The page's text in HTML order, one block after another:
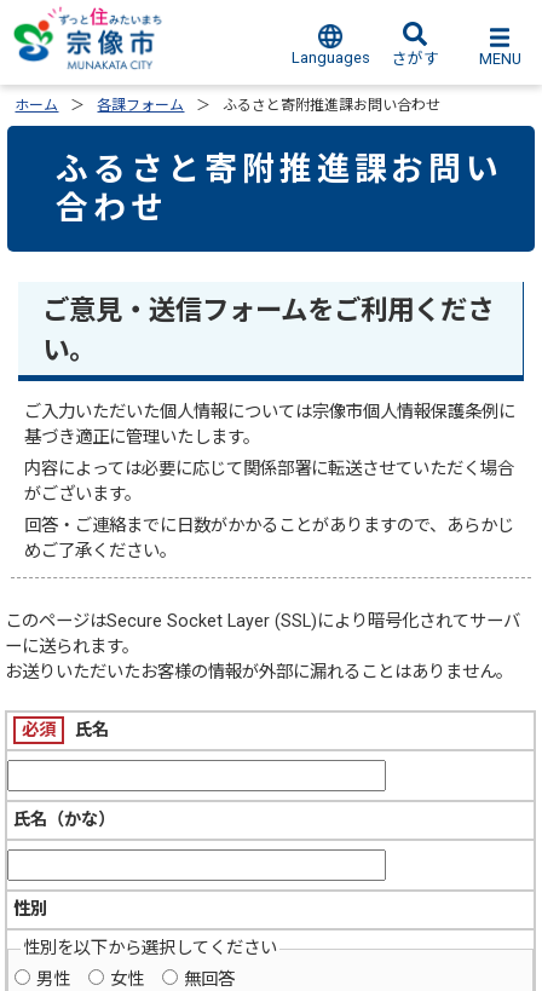
Languages さがす MENU
ホーム 各課フォーム ふるさと寄附推進課お問い合わせ
ふるさと寄附推進課お問い
合わせ
ご意見・送信フォームをご利用くださ
い。
ご入力いただいた個人情報については宗像市個人情報保護条例に
基づき適正に管理いたします。
内容によっては必要に応じて関係部署に転送させていただく場合
がございます。
回答・ご連絡までに日数がかかることがありますので、あらかじ
めご了承ください。
このページはSecure Socket Layer (SSL)により暗号化されてサーバ
ーに送られます。
お送りいただいたお客様の情報が外部に漏れることはありません。
必須 氏名
氏名（かな）
性別
性別を以下から選択してください
男性
女性 無回答